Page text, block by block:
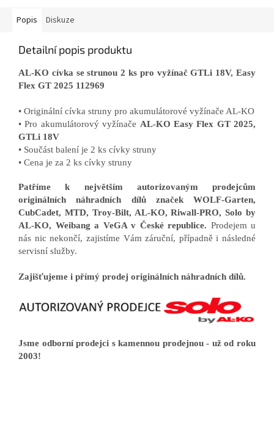
Popis Diskuze
Detailní popis produktu
AL-KO cívka se strunou 2 ks pro vyžínač GTLi 18V, Easy
Flex GT 2025 112969
• Originální cívka struny pro akumulátorové vyžínače AL-KO
• Pro akumulátorový vyžínače AL-KO Easy Flex GT 2025,
GTLi 18V
• Součást balení je 2 ks cívky struny
• Cena je za 2 ks cívky struny
Patříme k největším autorizovaným prodejcům
originálních náhradních dílů značek WOLF-Garten,
CubCadet, MTD, Troy-Bilt, AL-KO, Riwall-PRO, Solo by
AL-KO, Weibang a VeGA v České republice. Prodejem u
nás nic nekončí, zajistíme Vám záruční, případně i následné
servisní služby.
Zajišťujeme i přímý prodej originálních náhradních dílů.
Jsme odborní prodejci s kamennou prodejnou - už od roku
2003!